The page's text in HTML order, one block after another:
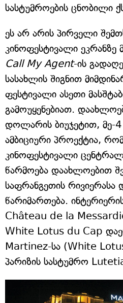
სასტუმროების ცნობილი
ეს არ არის პირველი
კინოფესტივალი
Call My Agent-ის
სასახლის შიგნით
ფესტივალი ასეთი
გამოუყენებიათ.
დოლარის ბიუჯეტით, მე-4
ამბიციური პროექტია,
კინოფესტივალი
წარმოება დაახლოებით
საფრანგეთის რივიერასა
წარიმართება.
Château de la
White Lotus du Cap
Martinez-სა (White
პარიზის სასტუმრო